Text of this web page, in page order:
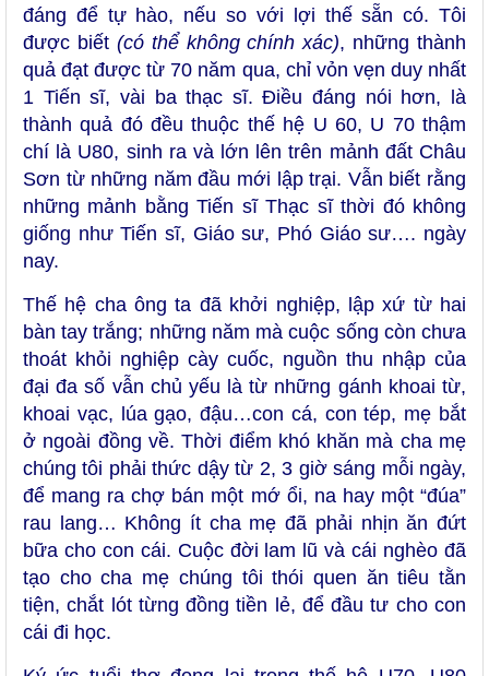
đáng để tự hào, nếu so với lợi thế sẵn có. Tôi
được biết (có thể không chính xác), những thành
quả đạt được từ 70 năm qua, chỉ vỏn vẹn duy nhất
1 Tiến sĩ, vài ba thạc sĩ. Điều đáng nói hơn, là
thành quả đó đều thuộc thế hệ U 60, U 70 thậm
chí là U80, sinh ra và lớn lên trên mảnh đất Châu
Sơn từ những năm đầu mới lập trại. Vẫn biết rằng
những mảnh bằng Tiến sĩ Thạc sĩ thời đó không
giống như Tiến sĩ, Giáo sư, Phó Giáo sư…. ngày
nay.
Thế hệ cha ông ta đã khởi nghiệp, lập xứ từ hai
bàn tay trắng; những năm mà cuộc sống còn chưa
thoát khỏi nghiệp cày cuốc, nguồn thu nhập của
đại đa số vẫn chủ yếu là từ những gánh khoai từ,
khoai vạc, lúa gạo, đậu…con cá, con tép, mẹ bắt
ở ngoài đồng về. Thời điểm khó khăn mà cha mẹ
chúng tôi phải thức dậy từ 2, 3 giờ sáng mỗi ngày,
để mang ra chợ bán một mớ ổi, na hay một “đúa”
rau lang… Không ít cha mẹ đã phải nhịn ăn đứt
bữa cho con cái. Cuộc đời lam lũ và cái nghèo đã
tạo cho cha mẹ chúng tôi thói quen ăn tiêu tằn
tiện, chắt lót từng đồng tiền lẻ, để đầu tư cho con
cái đi học.